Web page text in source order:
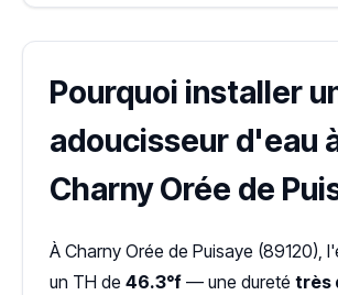
Pourquoi installer
adoucisseur d'eau
Charny Orée de
À Charny Orée de Puisaye (89120),
un TH de 46.3°f — une dureté très